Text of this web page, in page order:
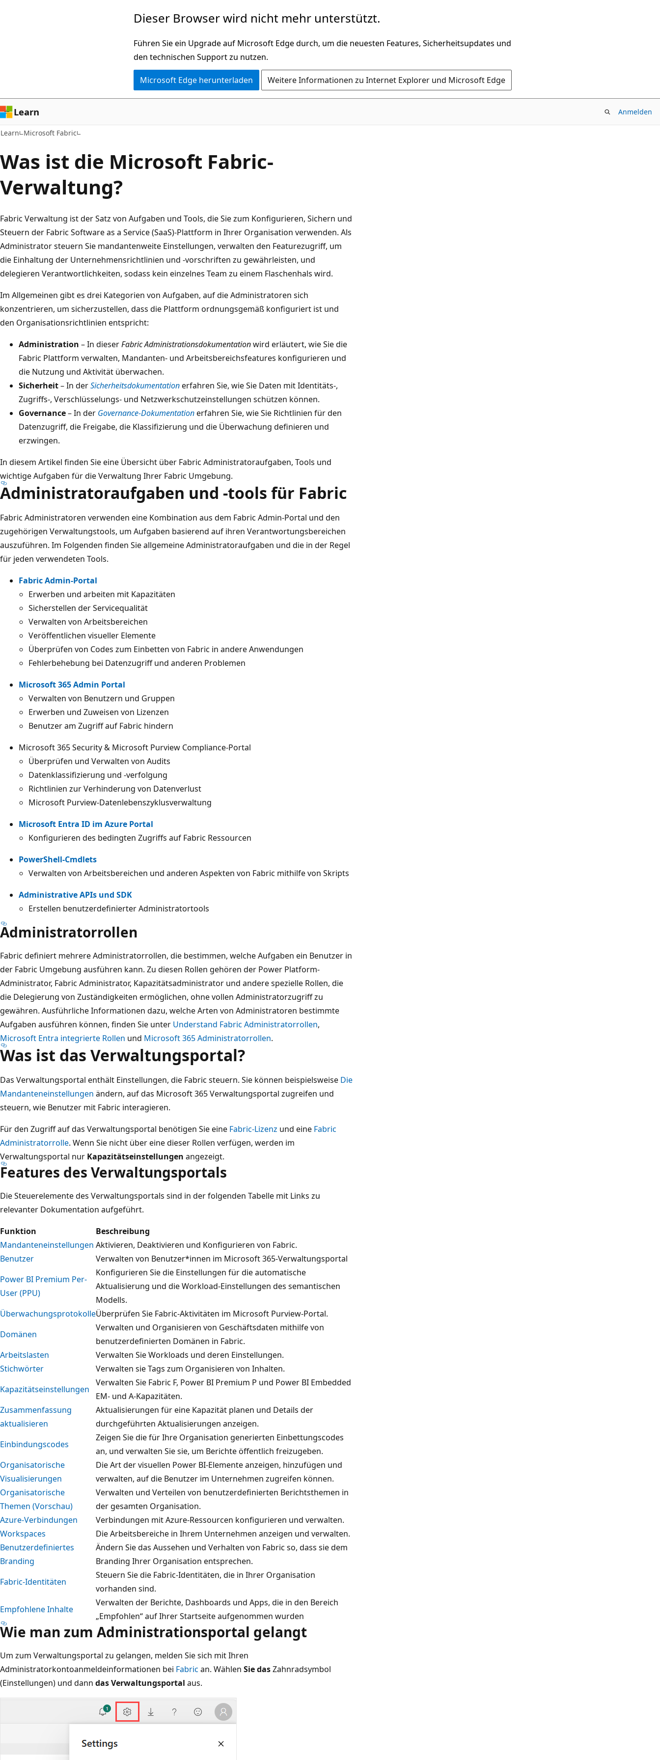
Dieser Browser wird nicht mehr unterstützt.
Führen Sie ein Upgrade auf Microsoft Edge durch, um die neuesten Features, Sicherheitsupdates und
den technischen Support zu nutzen.
Microsoft Edge herunterladen Weitere Informationen zu Internet Explorer und Microsoft Edge
Learn Anmelden
Learn Microsoft Fabric
Was ist die Microsoft Fabric-
Verwaltung?
Fabric Verwaltung ist der Satz von Aufgaben und Tools, die Sie zum Konfigurieren, Sichern und
Steuern der Fabric Software as a Service (SaaS)-Plattform in Ihrer Organisation verwenden. Als
Administrator steuern Sie mandantenweite Einstellungen, verwalten den Featurezugriff, um
die Einhaltung der Unternehmensrichtlinien und -vorschriften zu gewährleisten, und
delegieren Verantwortlichkeiten, sodass kein einzelnes Team zu einem Flaschenhals wird.
Im Allgemeinen gibt es drei Kategorien von Aufgaben, auf die Administratoren sich
konzentrieren, um sicherzustellen, dass die Plattform ordnungsgemäß konfiguriert ist und
den Organisationsrichtlinien entspricht:
Administration – In dieserFabric Administrationsdokumentationwird erläutert, wie Sie die
Fabric Plattform verwalten, Mandanten- und Arbeitsbereichsfeatures konfigurieren und
die Nutzung und Aktivität überwachen.
Sicherheit– In derSicherheitsdokumentationerfahren Sie, wie Sie Daten mit Identitäts-,
Zugriffs-, Verschlüsselungs- und Netzwerkschutzeinstellungen schützen können.
Governance– In der Governance-Dokumentationerfahren Sie, wie Sie Richtlinien für den
Datenzugriff, die Freigabe, die Klassifizierung und die Überwachung definieren und
erzwingen.
In diesem Artikel finden Sie eine Übersicht über Fabric Administratoraufgaben, Tools und
wichtige Aufgaben für die Verwaltung Ihrer Fabric Umgebung.
Administratoraufgaben und -tools für Fabric
Fabric Administratoren verwenden eine Kombination aus dem Fabric Admin-Portal und den
zugehörigen Verwaltungstools, um Aufgaben basierend auf ihren Verantwortungsbereichen
auszuführen. Im Folgenden finden Sie allgemeine Administratoraufgaben und die in der Regel
für jeden verwendeten Tools.
Fabric Admin-Portal
Erwerben und arbeiten mit Kapazitäten
Sicherstellen der Servicequalität
Verwalten von Arbeitsbereichen
Veröffentlichen visueller Elemente
Überprüfen von Codes zum Einbetten von Fabric in andere Anwendungen
Fehlerbehebung bei Datenzugriff und anderen Problemen
Microsoft 365 Admin Portal
Verwalten von Benutzern und Gruppen
Erwerben und Zuweisen von Lizenzen
Benutzer am Zugriff auf Fabric hindern
Microsoft 365 Security & Microsoft Purview Compliance-Portal
Überprüfen und Verwalten von Audits
Datenklassifizierung und -verfolgung
Richtlinien zur Verhinderung von Datenverlust
Microsoft Purview-Datenlebenszyklusverwaltung
Microsoft Entra ID im Azure Portal
Konfigurieren des bedingten Zugriffs auf Fabric Ressourcen
PowerShell-Cmdlets
Verwalten von Arbeitsbereichen und anderen Aspekten von Fabric mithilfe von Skripts
Administrative APIs und SDK
Erstellen benutzerdefinierter Administratortools
Administratorrollen
Fabric definiert mehrere Administratorrollen, die bestimmen, welche Aufgaben ein Benutzer in
der Fabric Umgebung ausführen kann. Zu diesen Rollen gehören der Power Platform-
Administrator, Fabric Administrator, Kapazitätsadministrator und andere spezielle Rollen, die
die Delegierung von Zuständigkeiten ermöglichen, ohne vollen Administratorzugriff zu
gewähren. Ausführliche Informationen dazu, welche Arten von Administratoren bestimmte
Aufgaben ausführen können, finden Sie unter Understand Fabric Administratorrollen,
Microsoft Entra integrierte Rollen und Microsoft 365 Administratorrollen.
Was ist das Verwaltungsportal?
Das Verwaltungsportal enthält Einstellungen, die Fabric steuern. Sie können beispielsweise Die
Mandanteneinstellungen ändern, auf das Microsoft 365 Verwaltungsportal zugreifen und
steuern, wie Benutzer mit Fabric interagieren.
Für den Zugriff auf das Verwaltungsportal benötigen Sie eine Fabric-Lizenz und eine Fabric
Administratorrolle. Wenn Sie nicht über eine dieser Rollen verfügen, werden im
Verwaltungsportal nur Kapazitätseinstellungen angezeigt.
Features des Verwaltungsportals
Die Steuerelemente des Verwaltungsportals sind in der folgenden Tabelle mit Links zu
relevanter Dokumentation aufgeführt.
Funktion
Beschreibung
Mandanteneinstellungen Aktivieren, Deaktivieren und Konfigurieren von Fabric.
Benutzer
Verwalten von Benutzer*innen im Microsoft 365-Verwaltungsportal
Power BI Premium Per-
User (PPU)
Konfigurieren Sie die Einstellungen für die automatische
Aktualisierung und die Workload-Einstellungen des semantischen
Modells.
ÜberwachungsprotokolleÜberprüfen Sie Fabric-Aktivitäten im Microsoft Purview-Portal.
Domänen
Verwalten und Organisieren von Geschäftsdaten mithilfe von
benutzerdefinierten Domänen in Fabric.
Arbeitslasten
Verwalten Sie Workloads und deren Einstellungen.
Stichwörter
Verwalten sie Tags zum Organisieren von Inhalten.
Kapazitätseinstellungen
Verwalten Sie Fabric F, Power BI Premium P und Power BI Embedded
EM- und A-Kapazitäten.
Zusammenfassung
aktualisieren
Aktualisierungen für eine Kapazität planen und Details der
durchgeführten Aktualisierungen anzeigen.
Einbindungscodes
Zeigen Sie die für Ihre Organisation generierten Einbettungscodes
an, und verwalten Sie sie, um Berichte öffentlich freizugeben.
Organisatorische
Visualisierungen
Die Art der visuellen Power BI-Elemente anzeigen, hinzufügen und
verwalten, auf die Benutzer im Unternehmen zugreifen können.
Organisatorische
Themen (Vorschau)
Verwalten und Verteilen von benutzerdefinierten Berichtsthemen in
der gesamten Organisation.
Azure-Verbindungen
Verbindungen mit Azure-Ressourcen konfigurieren und verwalten.
Workspaces
Die Arbeitsbereiche in Ihrem Unternehmen anzeigen und verwalten.
Benutzerdefiniertes
Branding
Ändern Sie das Aussehen und Verhalten von Fabric so, dass sie dem
Branding Ihrer Organisation entsprechen.
Fabric-Identitäten
Steuern Sie die Fabric-Identitäten, die in Ihrer Organisation
vorhanden sind.
Empfohlene Inhalte
Verwalten der Berichte, Dashboards und Apps, die in den Bereich
„Empfohlen“ auf Ihrer Startseite aufgenommen wurden
Wie man zum Administrationsportal gelangt
Um zum Verwaltungsportal zu gelangen, melden Sie sich mit Ihren
Administratorkontoanmeldeinformationen bei Fabric an. Wählen Sie dasZahnradsymbol
(Einstellungen) und dann das Verwaltungsportal aus.